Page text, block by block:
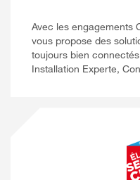
Avec les engagements
vous propose des
toujours bien
Installation Experte,